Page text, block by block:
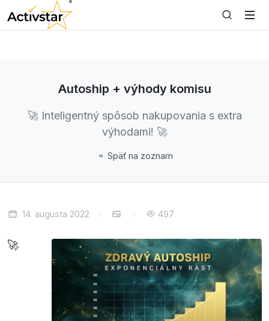
Autoship + výhody komisu
🚀 Inteligentný spôsob nakupovania s extra
výhodami! 🚀
Späť na zoznam
14. augusta 2022 497
🚀